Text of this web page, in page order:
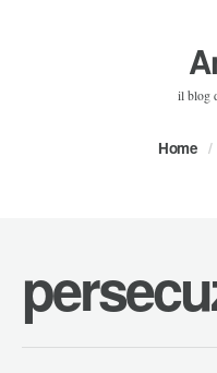
il blog
Home